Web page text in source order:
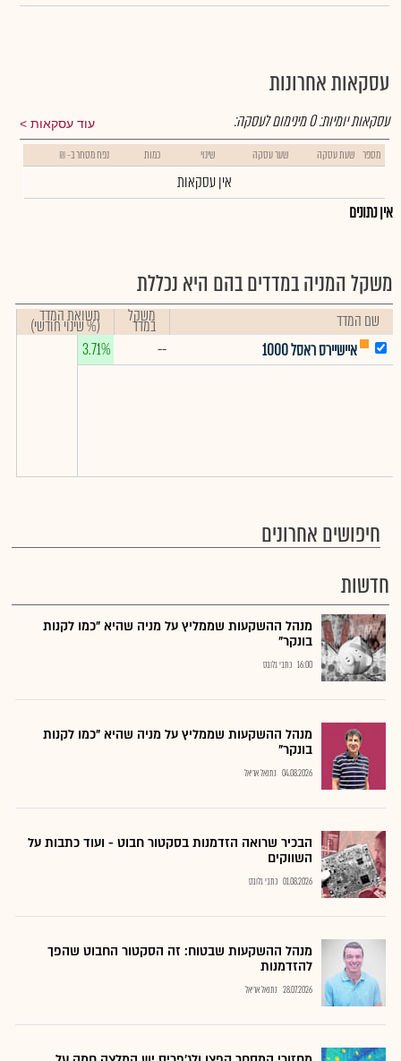
עסקאות אחרונות
עוד עסקאות עסקאות יומיות:0מינימום לעסקה:
מספר שעת עסקה שער עסקה שינוי כמות נפח מסחר ב- ₪
אין עסקאות
אין נתונים
משקל המניה במדדים בהם היא נכללת
שם המדד משקל
במדד תשואת המדד
(% שינוי חודשי)
איישיירס ראסל 1000
--
3.71%
חיפושים אחרונים
חדשות
מנהל ההשקעות שממליץ על מניה שהיא "כמו לקנות
בונקר"
16:00 כתבי גלובס
מנהל ההשקעות שממליץ על מניה שהיא "כמו לקנות
בונקר"
04.08.2026 נתנאל אריאל
הבכיר שרואה הזדמנות בסקטור חבוט - ועוד כתבות על
השווקים
01.08.2026 כתבי גלובס
מנהל ההשקעות שבטוח: זה הסקטור החבוט שהפך
להזדמנות
28.07.2026 נתנאל אריאל